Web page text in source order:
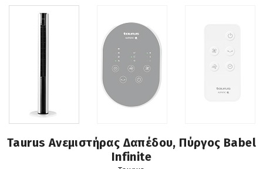
Taurus Ανεμιστήρας Δαπέδου, Πύργος Babel
Infinite